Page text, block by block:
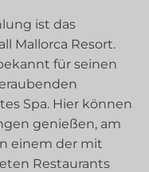
ist das
Mallorca Resort.
für seinen
Spa. Hier können
genießen, am
einem der mit
Restaurants